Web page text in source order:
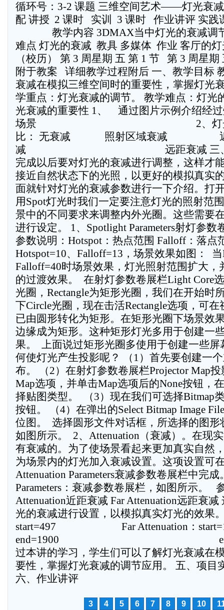
循环号：3-2 课题 三维空间艺术——灯光衰减
配 讲授  2 课时   实训  3 课时   作业讲评 实
  教学内容 3DMAX当中灯光的衰减调节 
难点 灯光的衰减  教具 多媒体  作业 客厅的
（校历） 第 3 周星期 五 第 1 节   第 3 周星期
附于教案   详细教学过程附后 一、教学目标
衰减在模拟三维空间时的重要性，掌握灯光
学重点：灯光衰减的调节。 教学难点：灯光
光衰减的重要性 1、 通过图片示例介绍经
场景     2、灯光衰减
比： 无衰减 照射区域衰减  
减 远距衰减 三、实例讲
完成以后要对灯光的衰减进行调整，这样才
接近自然状态下的光照，以更好的模拟真实
面就针对灯光的衰减参数进行一下介绍。打
用Spot灯光时我们一定要注意灯光的照射范
景中的不同要求来调整内外光圈。这些需要
进行设定。 1、Spotlight Parameters射灯参数
参数说明：Hotspot：热点范围 Falloff：落点
Hotspot=10、Falloff=13，场景效果如图：  
Falloff=40时场景效果，灯光照射范围扩大，
的过渡效果。  在射灯参数卷展栏Light Core
光圈，Rectangle为矩形光圈，我们在开始时
下Circle光圈，现在击活Rectangle选项，可
已由圆形转化为矩形。在矩形光圈下场景效
边缘成为矩形。这种矩形灯光多用于创建一
果。  上面说过矩形光圈多使用于创建一些
何使灯光产生投影呢？ （1）首先要创建一
布。 （2）在射灯参数卷展栏Projector Map
Map选项，并单击Map选项后的None按钮，
择贴图类型。  （3）现在我们可选择Bitmap
按钮。 （4）在弹出的Select Bitmap Image
位图。  选择圆形文件对话框，所选择的图
如图所示。  2、Attenuation（衰减）。在现
有衰减的。为了使场景看起来更加真实自然
为场景内的灯光加入衰减设置。这项设置可
Attenuation Parameters衰减参数卷展栏中完成
Parameters：衰减参数卷展栏，如图所示。  
Attenuation近距衰减 Far Attenuation远距衰
光的衰减进行设置，以模拟真实灯光的效果
start=497 Far Attenuation：
end=1900 end=497
过本讲的学习，学生们可以了解灯光衰减在
要性，掌握灯光衰减的调节应用。 五、项目
六、作业讲评
3 4 5 6 7 8 9 10